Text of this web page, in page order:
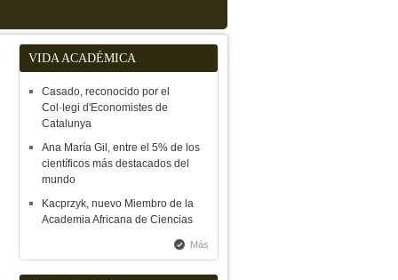
VIDA ACADÉMICA
Casado, reconocido por el
Col·legi d'Economistes de
Catalunya
Ana María Gil, entre el 5% de los
científicos más destacados del
mundo
Kacprzyk, nuevo Miembro de la
Academia Africana de Ciencias
Más